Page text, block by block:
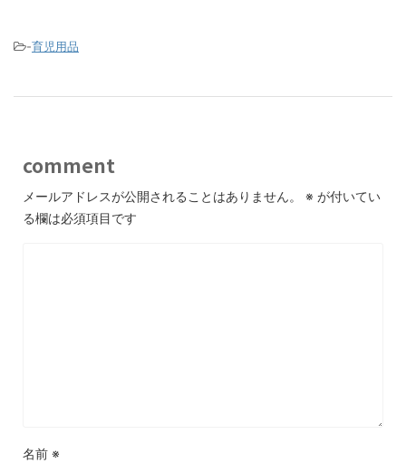
-育児用品
comment
メールアドレスが公開されることはありません。 ※ が付いてい
る欄は必須項目です
名前 ※